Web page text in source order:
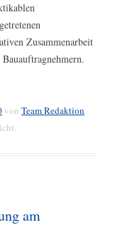
Zusammenarbeit
von Team Redaktion
am